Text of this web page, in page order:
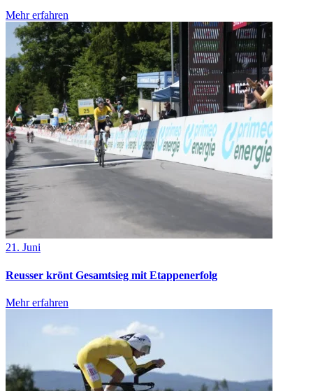
Mehr erfahren
21. Juni
Reusser krönt Gesamtsieg mit Etappenerfolg
Mehr erfahren